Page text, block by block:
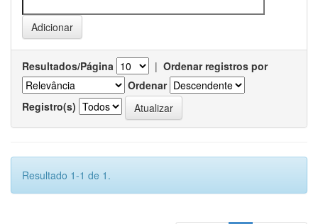
Resultados/Página | Ordenar registros por
Ordenar
Registro(s)
Resultado 1-1 de 1.